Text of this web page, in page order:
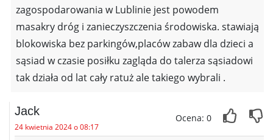
zagospodarowania w Lublinie jest powodem
masakry dróg i zanieczyszczenia środowiska. stawiają
blokowiska bez parkingów,placów zabaw dla dzieci a
sąsiad w czasie posiłku zagląda do talerza sąsiadowi
tak działa od lat cały ratuż ale takiego wybrali .
Jack
24 kwietnia 2024 o 08:17
Ocena: 0